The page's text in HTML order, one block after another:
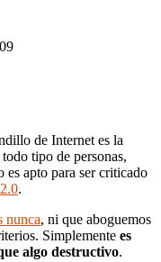
de Internet es la
todo tipo de personas,
es apto para ser criticado
.
nunca, ni que aboguemos
Simplemente es
algo destructivo.